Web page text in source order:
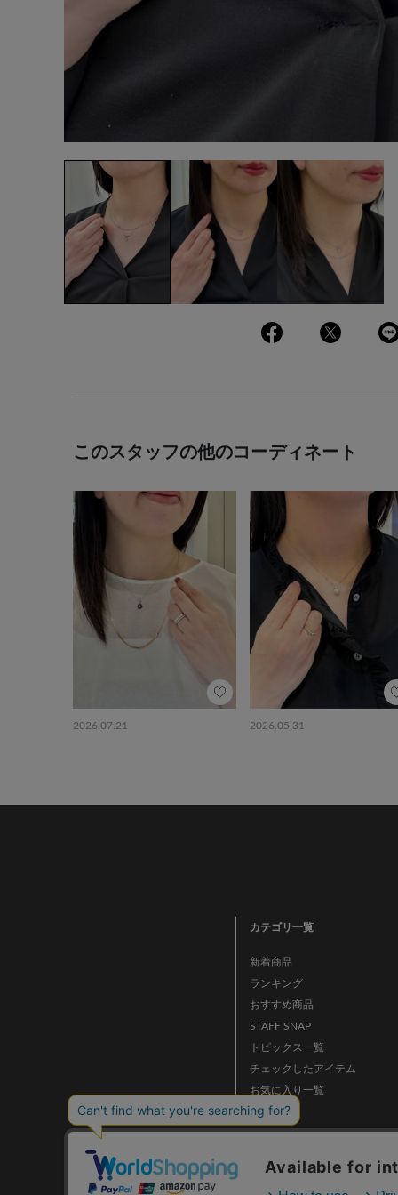
このスタッフの他のコーディネート
2026.07.21 2026.05.31
カテゴリ一覧
新着商品
ランキング
おすすめ商品
STAFF SNAP
トピックス一覧
チェックしたアイテム
お気に入り一覧
ニュース